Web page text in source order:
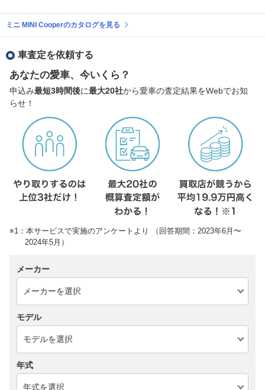
ミニ MINI Cooperのカタログを見る
車査定を依頼する
あなたの愛車、今いくら？
申込み最短3時間後に最大20社から愛車の査定結果をWebでお知
らせ！
※1：本サービスで実施のアンケートより （回答期間：2023年6月〜
2024年5月）
メーカー
モデル
年式